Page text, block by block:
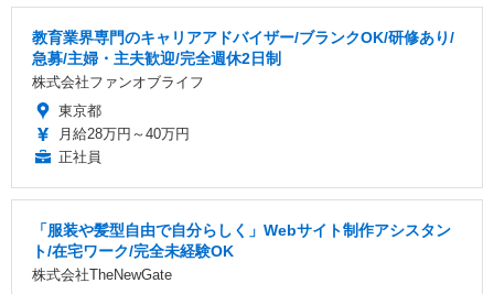
教育業界専門のキャリアアドバイザー/ブランクOK/研修あり/
急募/主婦・主夫歓迎/完全週休2日制
株式会社ファンオブライフ
東京都
月給28万円～40万円
正社員
「服装や髪型自由で自分らしく」Webサイト制作アシスタン
ト/在宅ワーク/完全未経験OK
株式会社TheNewGate